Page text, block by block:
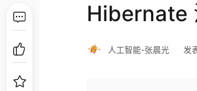
Hibernate
人工智能-张晨光 发